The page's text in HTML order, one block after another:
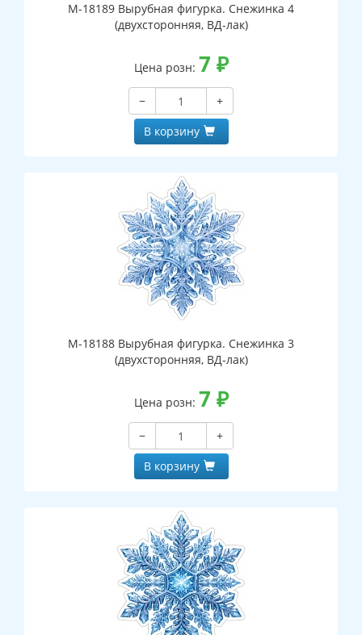
М-18189 Вырубная фигурка. Снежинка 4
(двухсторонняя, ВД-лак)
Цена розн: 7 ₽
−
+
В корзину
М-18188 Вырубная фигурка. Снежинка 3
(двухсторонняя, ВД-лак)
Цена розн: 7 ₽
−
+
В корзину